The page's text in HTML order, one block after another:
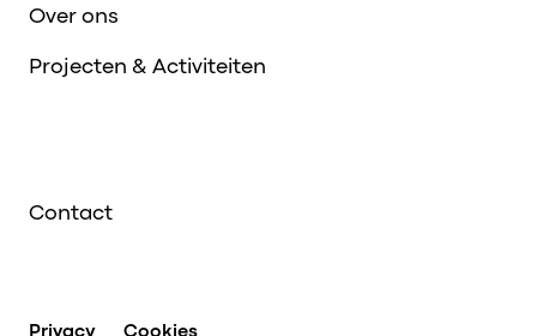
Over ons
Projecten & Activiteiten
Contact
Privacy Cookies